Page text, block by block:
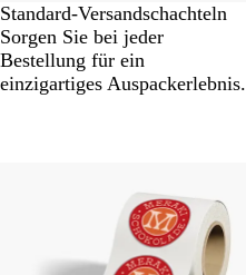
Standard-Versandschachteln
Sorgen Sie bei jeder
Bestellung für ein
einzigartiges Auspackerlebnis.